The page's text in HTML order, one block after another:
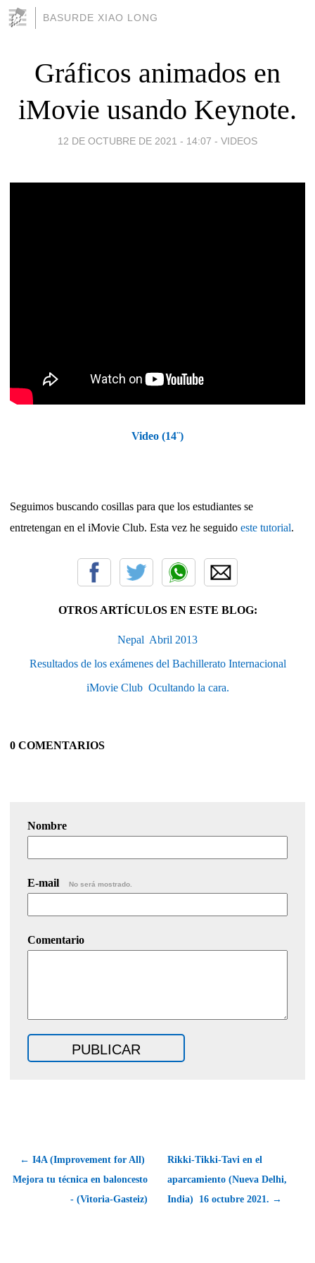
BASURDE XIAO LONG
Gráficos animados en
iMovie usando Keynote.
12 DE OCTUBRE DE 2021 - 14:07 - VIDEOS
Video (14¨)
Seguimos buscando cosillas para que los estudiantes se
entretengan en el iMovie Club. Esta vez he seguido este tutorial.
OTROS ARTÍCULOS EN ESTE BLOG:
Nepal  Abril 2013
Resultados de los exámenes del Bachillerato Internacional
iMovie Club  Ocultando la cara.
0 COMENTARIOS
Nombre
E-mail No será mostrado.
Comentario
← I4A (Improvement for All) 
Mejora tu técnica en baloncesto
- (Vitoria-Gasteiz)
Rikki-Tikki-Tavi en el
aparcamiento (Nueva Delhi,
India)  16 octubre 2021. →